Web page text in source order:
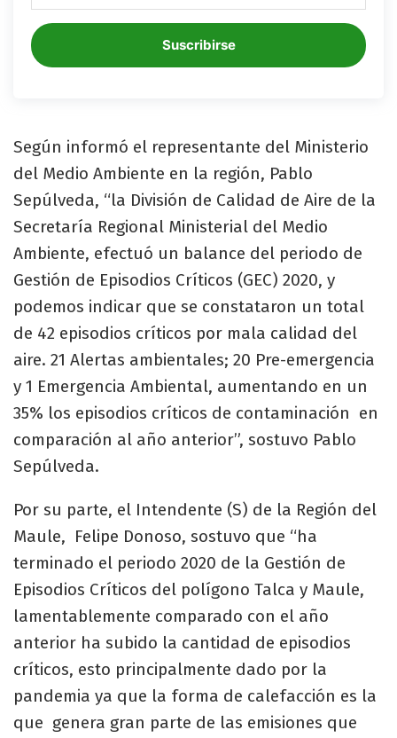
Suscribirse
Según informó el representante del Ministerio
del Medio Ambiente en la región, Pablo
Sepúlveda, “la División de Calidad de Aire de la
Secretaría Regional Ministerial del Medio
Ambiente, efectuó un balance del periodo de
Gestión de Episodios Críticos (GEC) 2020, y
podemos indicar que se constataron un total
de 42 episodios críticos por mala calidad del
aire. 21 Alertas ambientales; 20 Pre-emergencia
y 1 Emergencia Ambiental, aumentando en un
35% los episodios críticos de contaminación en
comparación al año anterior”, sostuvo Pablo
Sepúlveda.
Por su parte, el Intendente (S) de la Región del
Maule, Felipe Donoso, sostuvo que “ha
terminado el periodo 2020 de la Gestión de
Episodios Críticos del polígono Talca y Maule,
lamentablemente comparado con el año
anterior ha subido la cantidad de episodios
críticos, esto principalmente dado por la
pandemia ya que la forma de calefacción es la
que genera gran parte de las emisiones que